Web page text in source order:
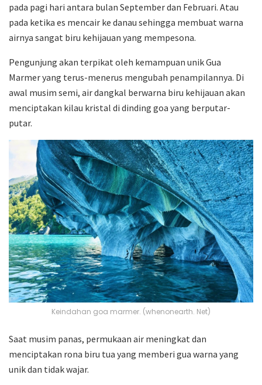
pada pagi hari antara bulan September dan Februari. Atau
pada ketika es mencair ke danau sehingga membuat warna
airnya sangat biru kehijauan yang mempesona.
Pengunjung akan terpikat oleh kemampuan unik Gua
Marmer yang terus-menerus mengubah penampilannya. Di
awal musim semi, air dangkal berwarna biru kehijauan akan
menciptakan kilau kristal di dinding goa yang berputar-
putar.
Keindahan goa marmer. (whenonearth. Net)
Saat musim panas, permukaan air meningkat dan
menciptakan rona biru tua yang memberi gua warna yang
unik dan tidak wajar.